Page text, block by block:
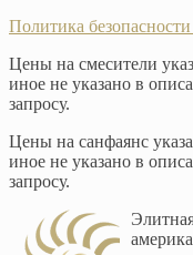
Политика
Цены на смесители
иное не указано в
запросу.
Цены на санфаянс
иное не указано в
запросу.